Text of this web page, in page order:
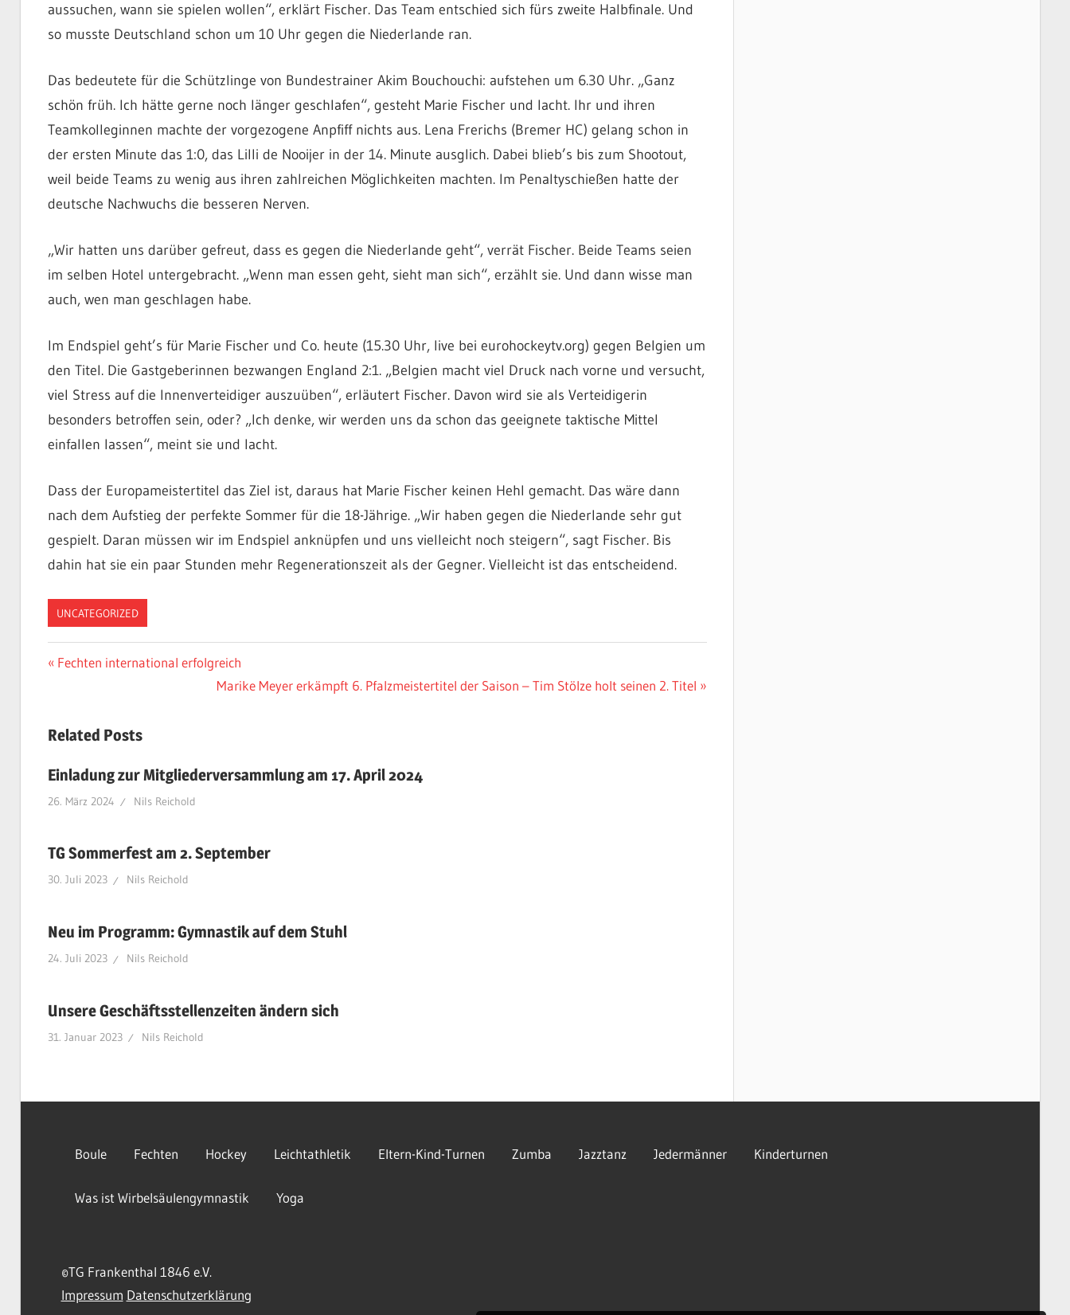
aussuchen, wann sie spielen wollen“, erklärt Fischer. Das Team entschied sich fürs zweite Halbfinale. Und
so musste Deutschland schon um 10 Uhr gegen die Niederlande ran.
Das bedeutete für die Schützlinge von Bundestrainer Akim Bouchouchi: aufstehen um 6.30 Uhr. „Ganz
schön früh. Ich hätte gerne noch länger geschlafen“, gesteht Marie Fischer und lacht. Ihr und ihren
Teamkolleginnen machte der vorgezogene Anpfiff nichts aus. Lena Frerichs (Bremer HC) gelang schon in
der ersten Minute das 1:0, das Lilli de Nooijer in der 14. Minute ausglich. Dabei blieb’s bis zum Shootout,
weil beide Teams zu wenig aus ihren zahlreichen Möglichkeiten machten. Im Penaltyschießen hatte der
deutsche Nachwuchs die besseren Nerven.
„Wir hatten uns darüber gefreut, dass es gegen die Niederlande geht“, verrät Fischer. Beide Teams seien
im selben Hotel untergebracht. „Wenn man essen geht, sieht man sich“, erzählt sie. Und dann wisse man
auch, wen man geschlagen habe.
Im Endspiel geht’s für Marie Fischer und Co. heute (15.30 Uhr, live bei eurohockeytv.org) gegen Belgien um
den Titel. Die Gastgeberinnen bezwangen England 2:1. „Belgien macht viel Druck nach vorne und versucht,
viel Stress auf die Innenverteidiger auszuüben“, erläutert Fischer. Davon wird sie als Verteidigerin
besonders betroffen sein, oder? „Ich denke, wir werden uns da schon das geeignete taktische Mittel
einfallen lassen“, meint sie und lacht.
Dass der Europameistertitel das Ziel ist, daraus hat Marie Fischer keinen Hehl gemacht. Das wäre dann
nach dem Aufstieg der perfekte Sommer für die 18-Jährige. „Wir haben gegen die Niederlande sehr gut
gespielt. Daran müssen wir im Endspiel anknüpfen und uns vielleicht noch steigern“, sagt Fischer. Bis
dahin hat sie ein paar Stunden mehr Regenerationszeit als der Gegner. Vielleicht ist das entscheidend.
UNCATEGORIZED
Beitragsnavigation
Vorheriger
Fechten international erfolgreich
Nächster
Marike Meyer erkämpft 6. Pfalzmeistertitel der Saison – Tim Stölze holt seinen 2. Titel
Related Posts
Einladung zur Mitgliederversammlung am 17. April 2024
26. März 2024 Nils Reichold
TG Sommerfest am 2. September
30. Juli 2023 Nils Reichold
Neu im Programm: Gymnastik auf dem Stuhl
24. Juli 2023 Nils Reichold
Unsere Geschäftsstellenzeiten ändern sich
31. Januar 2023 Nils Reichold
Boule Fechten Hockey Leichtathletik Eltern-Kind-Turnen Zumba Jazztanz Jedermänner Kinderturnen
Was ist Wirbelsäulengymnastik Yoga
©TG Frankenthal 1846 e.V.
Impressum Datenschutzerklärung